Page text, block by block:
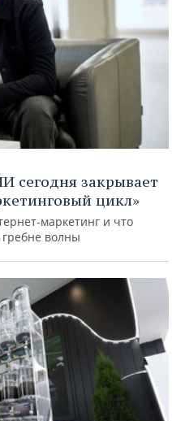
сегодня закрывает
цикл»
маркетинг и что
гребне волны